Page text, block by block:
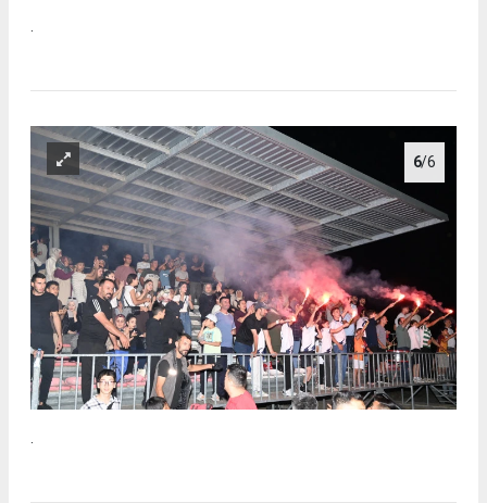
6/6